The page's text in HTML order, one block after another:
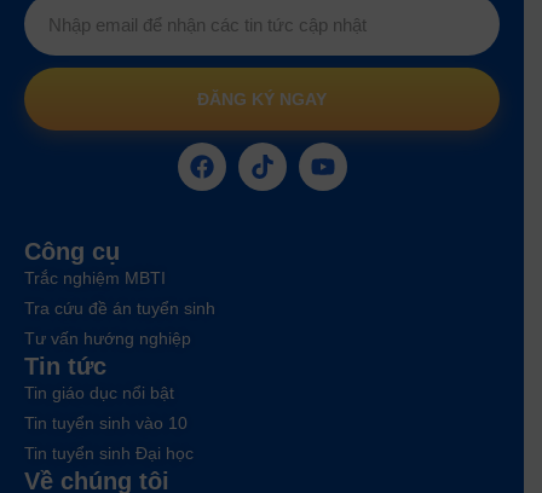
ĐĂNG KÝ NGAY
Công cụ
Trắc nghiệm MBTI
Tra cứu đề án tuyển sinh
Tư vấn hướng nghiệp
Tin tức
Tin giáo dục nổi bật
Tin tuyển sinh vào 10
Tin tuyển sinh Đại học
Về chúng tôi